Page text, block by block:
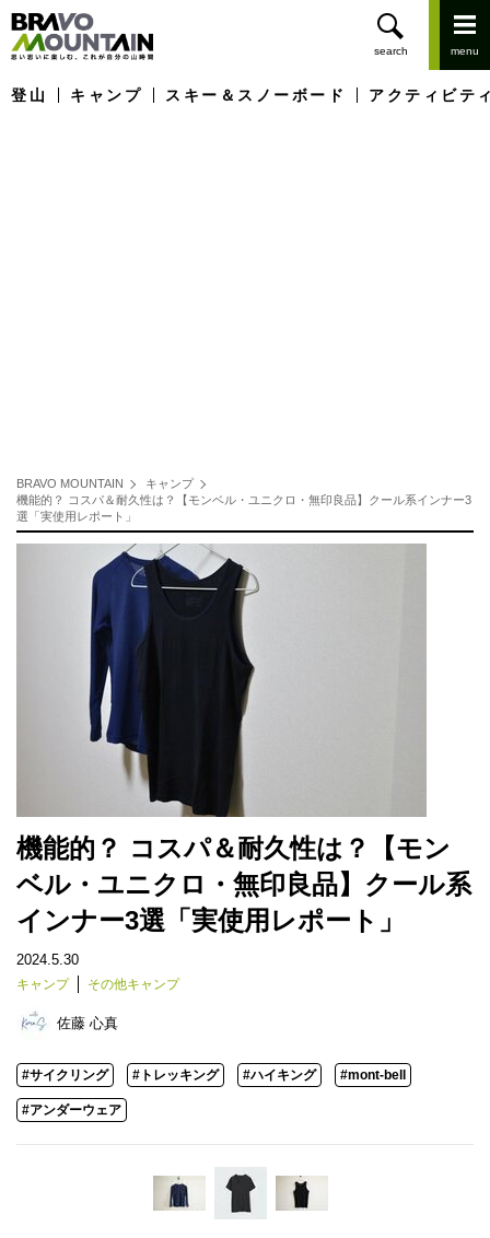
登山 キャンプ スキー＆スノーボード アクティビテ
BRAVO MOUNTAIN
キャンプ
機能的？ コスパ＆耐久性は？【モンベル・ユニクロ・無印良品】クール系インナー3
選「実使用レポート」
機能的？ コスパ＆耐久性は？【モン
ベル・ユニクロ・無印良品】クール系
インナー3選「実使用レポート」
2024.5.30
キャンプ その他キャンプ
佐藤 心真
#サイクリング #トレッキング #ハイキング #mont-bell
#アンダーウェア